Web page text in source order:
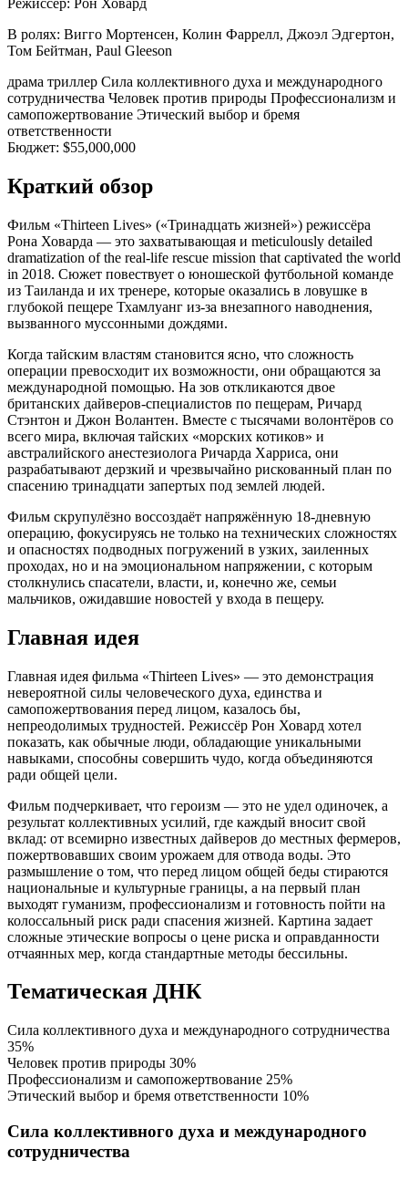
Режиссер: Рон Ховард
В ролях: Вигго Мортенсен, Колин Фаррелл, Джоэл Эдгертон,
Том Бейтман, Paul Gleeson
драма триллер Сила коллективного духа и международного
сотрудничества Человек против природы Профессионализм и
самопожертвование Этический выбор и бремя
ответственности
Бюджет: $55,000,000
Краткий обзор
Фильм «Thirteen Lives» («Тринадцать жизней») режиссёра
Рона Ховарда — это захватывающая и meticulously detailed
dramatization of the real-life rescue mission that captivated the world
in 2018. Сюжет повествует о юношеской футбольной команде
из Таиланда и их тренере, которые оказались в ловушке в
глубокой пещере Тхамлуанг из-за внезапного наводнения,
вызванного муссонными дождями.
Когда тайским властям становится ясно, что сложность
операции превосходит их возможности, они обращаются за
международной помощью. На зов откликаются двое
британских дайверов-специалистов по пещерам, Ричард
Стэнтон и Джон Волантен. Вместе с тысячами волонтёров со
всего мира, включая тайских «морских котиков» и
австралийского анестезиолога Ричарда Харриса, они
разрабатывают дерзкий и чрезвычайно рискованный план по
спасению тринадцати запертых под землей людей.
Фильм скрупулёзно воссоздаёт напряжённую 18-дневную
операцию, фокусируясь не только на технических сложностях
и опасностях подводных погружений в узких, заиленных
проходах, но и на эмоциональном напряжении, с которым
столкнулись спасатели, власти, и, конечно же, семьи
мальчиков, ожидавшие новостей у входа в пещеру.
Главная идея
Главная идея фильма «Thirteen Lives» — это демонстрация
невероятной силы человеческого духа, единства и
самопожертвования перед лицом, казалось бы,
непреодолимых трудностей. Режиссёр Рон Ховард хотел
показать, как обычные люди, обладающие уникальными
навыками, способны совершить чудо, когда объединяются
ради общей цели.
Фильм подчеркивает, что героизм — это не удел одиночек, а
результат коллективных усилий, где каждый вносит свой
вклад: от всемирно известных дайверов до местных фермеров,
пожертвовавших своим урожаем для отвода воды. Это
размышление о том, что перед лицом общей беды стираются
национальные и культурные границы, а на первый план
выходят гуманизм, профессионализм и готовность пойти на
колоссальный риск ради спасения жизней. Картина задает
сложные этические вопросы о цене риска и оправданности
отчаянных мер, когда стандартные методы бессильны.
Тематическая ДНК
Сила коллективного духа и международного сотрудничества
35%
Человек против природы 30%
Профессионализм и самопожертвование 25%
Этический выбор и бремя ответственности 10%
Сила коллективного духа и международного
сотрудничества